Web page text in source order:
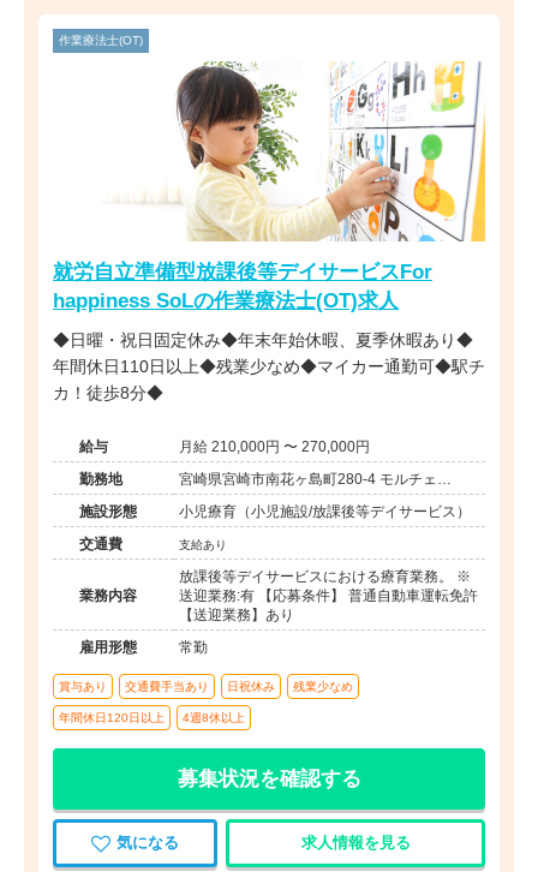
作業療法士(OT)
就労自立準備型放課後等デイサービスFor
happiness SoLの作業療法士(OT)求人
◆日曜・祝日固定休み◆年末年始休暇、夏季休暇あり◆
年間休日110日以上◆残業少なめ◆マイカー通勤可◆駅チ
カ！徒歩8分◆
給与
月給 210,000円 〜 270,000円
勤務地
宮崎県宮崎市南花ヶ島町280-4 モルチェ
oomiya1F
施設形態
小児療育（小児施設/放課後等デイサービス）
交通費
支給あり
業務内容
放課後等デイサービスにおける療育業務。 ※
送迎業務:有 【応募条件】 普通自動車運転免許
【送迎業務】あり
雇用形態
常勤
賞与あり 交通費手当あり 日祝休み 残業少なめ
年間休日120日以上 4週8休以上
募集状況を確認する
気になる 求人情報を見る